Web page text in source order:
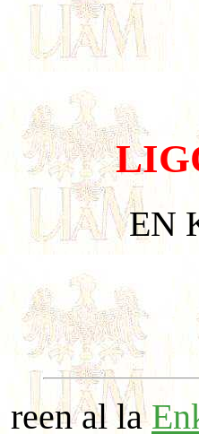
EN
reen al la